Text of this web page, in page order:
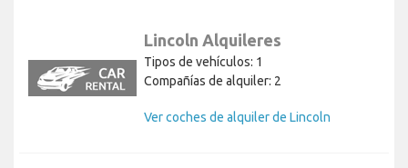
Lincoln Alquileres
Tipos de vehículos: 1
Compañías de alquiler: 2
Ver coches de alquiler de Lincoln